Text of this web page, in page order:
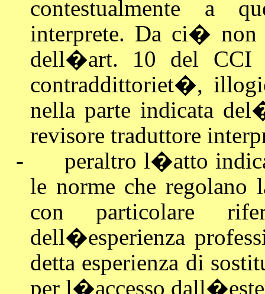
contestualmente a
interprete. Da ci� non
dell�art. 10 del CCI
contraddittoriet�,
nella parte indicata del
revisore traduttore
-
peraltro l�atto
le norme che regolano
con particolare
dell�esperienza
detta esperienza di
per l�accesso